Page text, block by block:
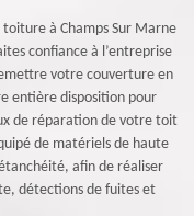
à Champs Sur Marne
confiance à l’entreprise
votre couverture en
entière disposition pour
de réparation de votre toit
de matériels de haute
afin de réaliser
détections de fuites et